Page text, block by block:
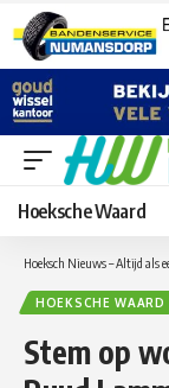
Hoeksche Waard
Hoeksch Nieuws – Altijd als
HOEKSCHE WAARD
Stem op